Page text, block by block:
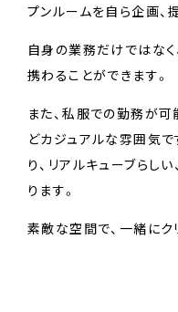
プンルームを自ら企画、
自身の業務だけではな
携わることができます。
また、私服での勤務が
どカジュアルな雰囲気で
り、リアルキューブらし
ります。
素敵な空間で、一緒にク